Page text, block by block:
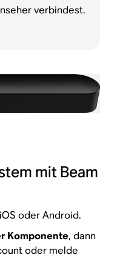
verbindest.
mit Beam
oder Android.
Komponente, dann
oder melde